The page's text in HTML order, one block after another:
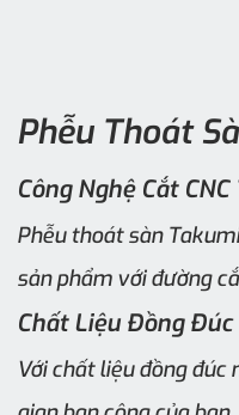
Phễu Thoát
Công Nghệ Cắt
Phễu thoát sàn
sản phẩm với đường
Chất Liệu Đồng
Với chất liệu đồng đúc